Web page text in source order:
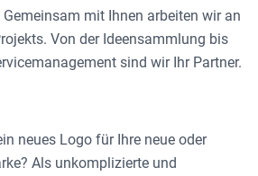
mit Ihnen arbeiten wir an
Von der Ideensammlung bis
sind wir Ihr Partner.
neues Logo für Ihre neue oder
Als unkomplizierte und